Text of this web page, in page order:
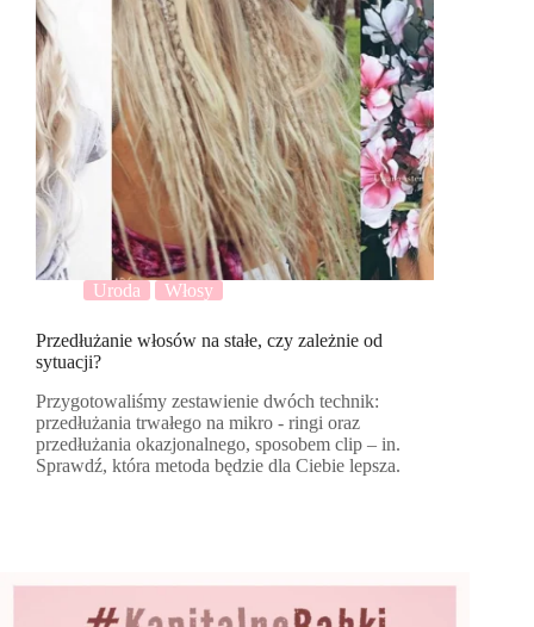
Uroda Włosy
Przedłużanie włosów na stałe, czy zależnie od
sytuacji?
Przygotowaliśmy zestawienie dwóch technik:
przedłużania trwałego na mikro - ringi oraz
przedłużania okazjonalnego, sposobem clip – in.
Sprawdź, która metoda będzie dla Ciebie lepsza.